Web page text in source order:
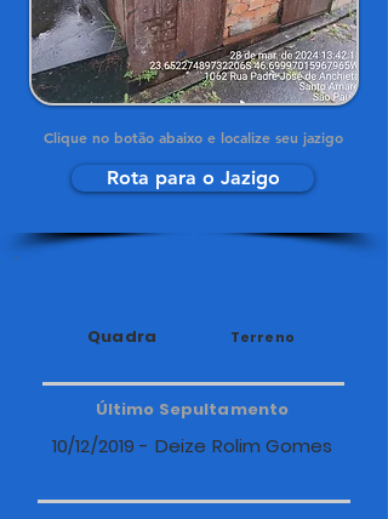
Clique no botão abaixo e localize seu jazigo
Rota para o Jazigo
Quadra Terreno
Último Sepultamento
10/12/2019 - Deize Rolim Gomes